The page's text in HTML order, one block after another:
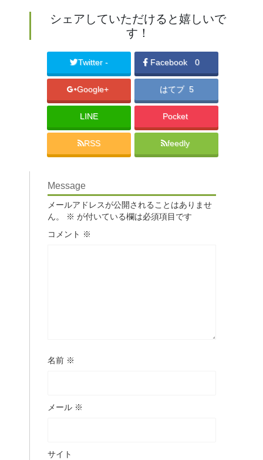
シェアしていただけると嬉しいで
す！
Twitter - Facebook 0
Google+ はてブ 5
LINE Pocket
RSS feedly
Message
メールアドレスが公開されることはありませ
ん。
※ が付いている欄は必須項目です
コメント ※
名前 ※
メール ※
サイト